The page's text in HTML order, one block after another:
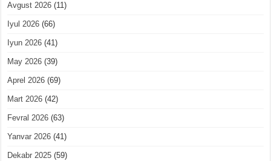
Avgust 2026 (11)
Iyul 2026 (66)
Iyun 2026 (41)
May 2026 (39)
Aprel 2026 (69)
Mart 2026 (42)
Fevral 2026 (63)
Yanvar 2026 (41)
Dekabr 2025 (59)